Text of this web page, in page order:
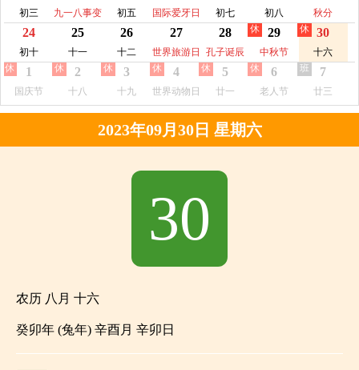
初三
九一八事变
纪念日
初五 国际爱牙日 初七 初八 秋分
24
初十
25
十一
26
十二
27
世界旅游日
28
孔子诞辰
29
中秋节
休 30
十六
休
1
国庆节
休 2
十八
休 3
十九
休 4
世界动物日
休 5
廿一
休 6
老人节
休 7
廿三
班
2023年09月30日 星期六
30
农历 八月 十六
癸卯年 (兔年) 辛酉月 辛卯日